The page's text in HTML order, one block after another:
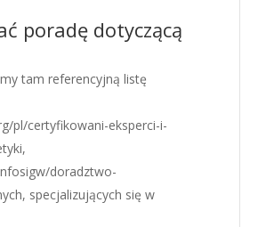
poradę dotyczącą
tam referencyjną listę
pl/certyfikowani-eksperci-i-
doradztwo-
specjalizujących się w